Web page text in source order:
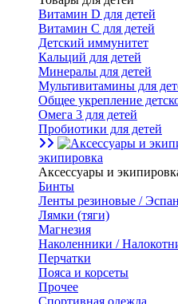
Витамин D для детей
Витамин С для детей
Детский иммунитет
Кальций для детей
Минералы для детей
Мультивитамины для
Общее укрепление
Омега 3 для детей
Пробиотики для детей
экипировка
Аксессуары и
Бинты
Ленты резиновые /
Лямки (тяги)
Магнезия
Наколенники /
Перчатки
Пояса и корсеты
Прочее
Спортивная одежда